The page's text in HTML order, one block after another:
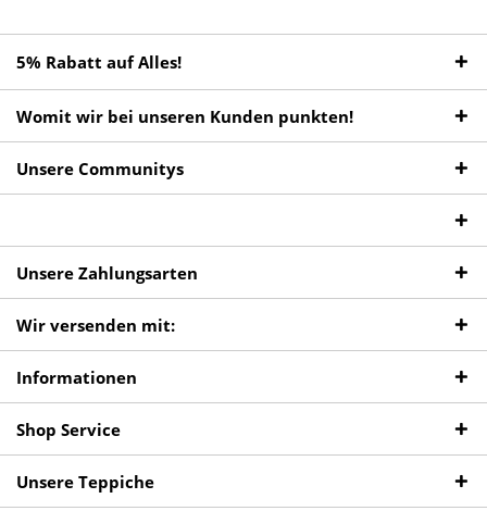
5% Rabatt auf Alles!
Womit wir bei unseren Kunden punkten!
Unsere Communitys
Unsere Zahlungsarten
Wir versenden mit:
Informationen
Shop Service
Unsere Teppiche